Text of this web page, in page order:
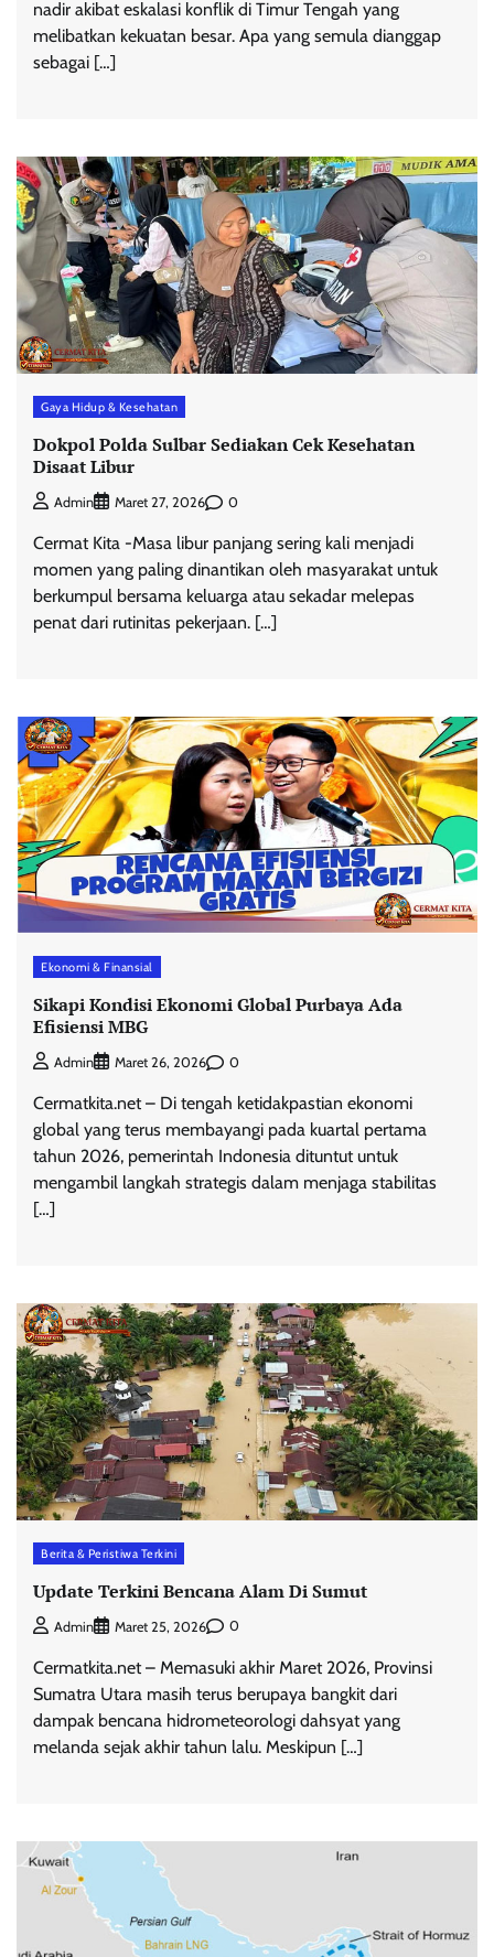
nadir akibat eskalasi konflik di Timur Tengah yang
melibatkan kekuatan besar. Apa yang semula dianggap
sebagai […]
Gaya Hidup & Kesehatan
Dokpol Polda Sulbar Sediakan Cek Kesehatan
Disaat Libur
Admin Maret 27, 2026 0
Cermat Kita -Masa libur panjang sering kali menjadi
momen yang paling dinantikan oleh masyarakat untuk
berkumpul bersama keluarga atau sekadar melepas
penat dari rutinitas pekerjaan. […]
Ekonomi & Finansial
Sikapi Kondisi Ekonomi Global Purbaya Ada
Efisiensi MBG
Admin Maret 26, 2026 0
Cermatkita.net – Di tengah ketidakpastian ekonomi
global yang terus membayangi pada kuartal pertama
tahun 2026, pemerintah Indonesia dituntut untuk
mengambil langkah strategis dalam menjaga stabilitas
[…]
Berita & Peristiwa Terkini
Update Terkini Bencana Alam Di Sumut
Admin Maret 25, 2026 0
Cermatkita.net – Memasuki akhir Maret 2026, Provinsi
Sumatra Utara masih terus berupaya bangkit dari
dampak bencana hidrometeorologi dahsyat yang
melanda sejak akhir tahun lalu. Meskipun […]